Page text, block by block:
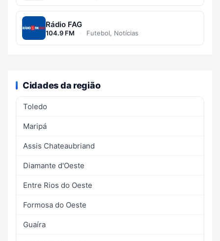
Rádio FAG
104.9 FM · Futebol, Notícias
Cidades da região
Toledo
Maripá
Assis Chateaubriand
Diamante d'Oeste
Entre Rios do Oeste
Formosa do Oeste
Guaíra